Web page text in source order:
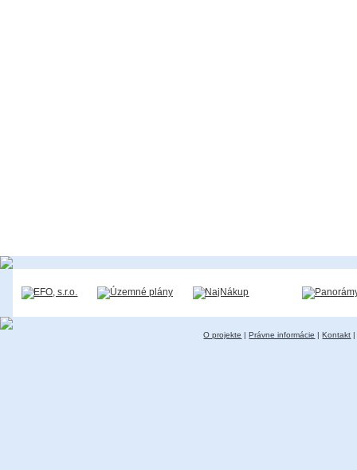
O projekte |Právne informácie |Kontakt